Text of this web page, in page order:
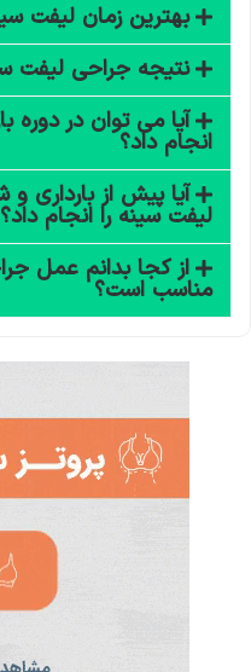
بهترین زمان لیفت
نتیجه جراحی لیفت
آیا می توان در دوره
انجام داد؟
آیا پیش از بارداری
لیفت سینه را انجام داد؟
از کجا بدانم عمل
مناسب است؟